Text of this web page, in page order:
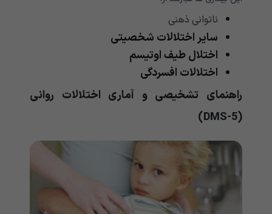
ناتوانی ذهنی
سایر اختلالات شخصیتی
اختلال طیف اوتیسم
اختلالات افسردگی
راهنمای تشخیصی و آماری اختلالات روانی
(
DMS-5)